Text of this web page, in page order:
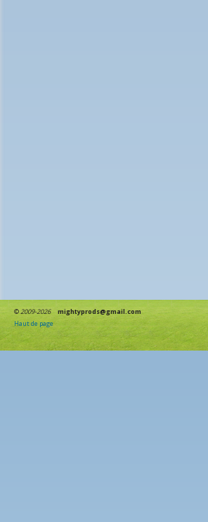
©2009-2026
mightyprods@gmail.com
Haut de page